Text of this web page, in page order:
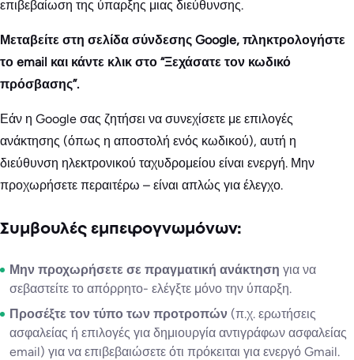
επιβεβαίωση της ύπαρξης μιας διεύθυνσης.
Μεταβείτε στη σελίδα σύνδεσης Google, πληκτρολογήστε
το email και κάντε κλικ στο “Ξεχάσατε τον κωδικό
πρόσβασης”.
Εάν η Google σας ζητήσει να συνεχίσετε με επιλογές
ανάκτησης (όπως η αποστολή ενός κωδικού), αυτή η
διεύθυνση ηλεκτρονικού ταχυδρομείου είναι ενεργή. Μην
προχωρήσετε περαιτέρω – είναι απλώς για έλεγχο.
Συμβουλές εμπειρογνωμόνων:
Μην προχωρήσετε σε πραγματική ανάκτηση για να
σεβαστείτε το απόρρητο- ελέγξτε μόνο την ύπαρξη.
Προσέξτε τον τύπο των προτροπών (π.χ. ερωτήσεις
ασφαλείας ή επιλογές για δημιουργία αντιγράφων ασφαλείας
email) για να επιβεβαιώσετε ότι πρόκειται για ενεργό Gmail.